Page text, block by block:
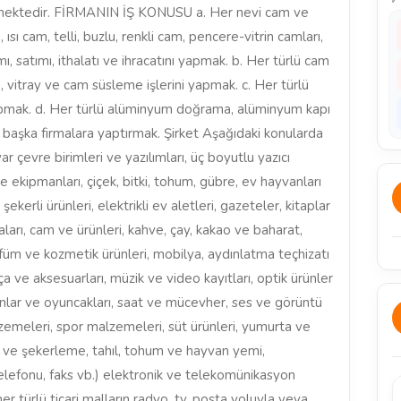
FİRMANIN İŞ KONUSU a. Her nevi cam ve
cam, telli, buzlu, renkli cam, pencere-vitrin camları,
satımı, ithalatı ve ihracatını yapmak. b. Her türlü cam
vitray ve cam süsleme işlerini yapmak. c. Her türlü
d. Her türlü alüminyum doğrama, alüminyum kapı
firmalara yaptırmak. Şirket Aşağıdaki konularda
birimleri ve yazılımları, üç boyutlu yazıcı
çiçek, bitki, tohum, gübre, ev hayvanları
ürünleri, elektrikli ev aletleri, gazeteler, kitaplar
cam ve ürünleri, kahve, çay, kakao ve baharat,
ve kozmetik ürünleri, mobilya, aydınlatma teçhizatı
ve aksesuarları, müzik ve video kayıtları, optik ürünler
ve oyuncakları, saat ve mücevher, ses ve görüntü
spor malzemeleri, süt ürünleri, yumurta ve
şekerleme, tahıl, tohum ve hayvan yemi,
faks vb.) elektronik ve telekomünikasyon